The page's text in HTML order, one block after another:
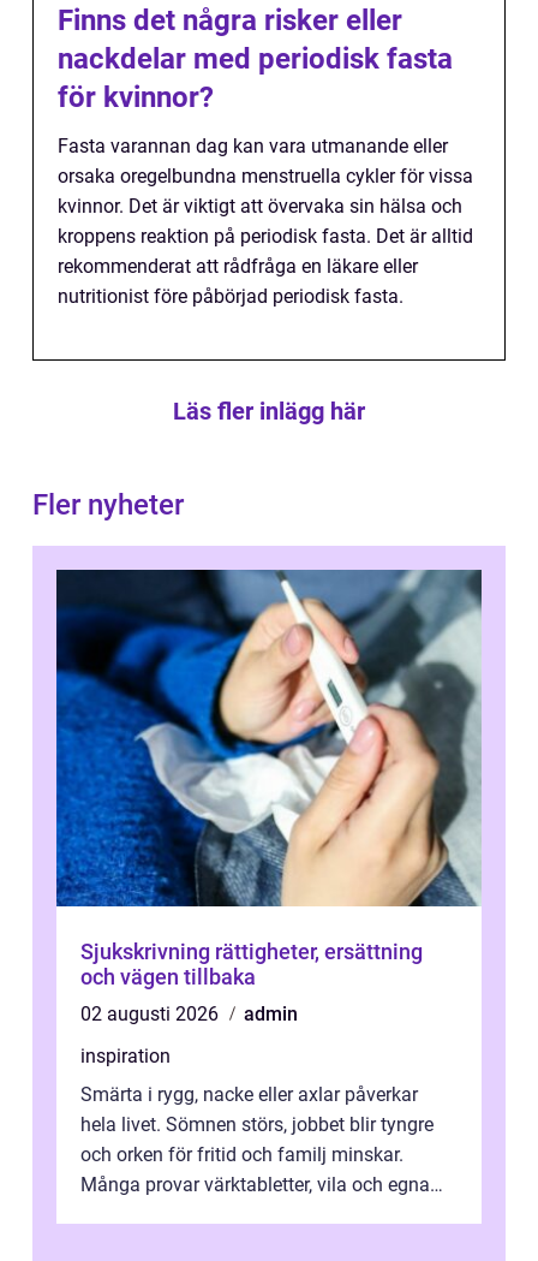
Finns det några risker eller
nackdelar med periodisk fasta
för kvinnor?
Fasta varannan dag kan vara utmanande eller
orsaka oregelbundna menstruella cykler för vissa
kvinnor. Det är viktigt att övervaka sin hälsa och
kroppens reaktion på periodisk fasta. Det är alltid
rekommenderat att rådfråga en läkare eller
nutritionist före påbörjad periodisk fasta.
Läs fler inlägg här
Fler nyheter
Sjukskrivning rättigheter, ersättning
och vägen tillbaka
02 augusti 2026
admin
inspiration
Smärta i rygg, nacke eller axlar påverkar
hela livet. Sömnen störs, jobbet blir tyngre
och orken för fritid och familj minskar.
Många provar värktabletter, vila och egna